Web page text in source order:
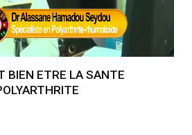
BIEN ETRE LA SANTE